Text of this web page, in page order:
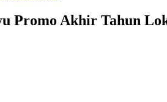
Promo Akhir Tahun